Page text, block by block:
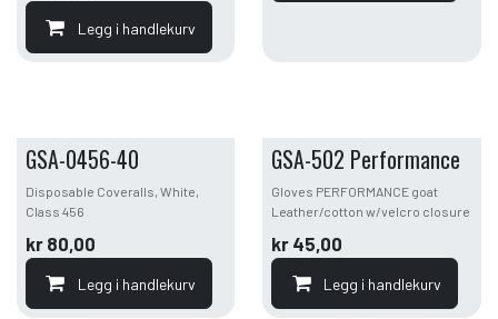
Legg i handlekurv
GSA-0456-40
Disposable Coveralls, White,
Class 456
kr 80,00
Legg i handlekurv
GSA-502 Performance
Gloves PERFORMANCE goat
Leather/cotton w/velcro closure
kr 45,00
Legg i handlekurv